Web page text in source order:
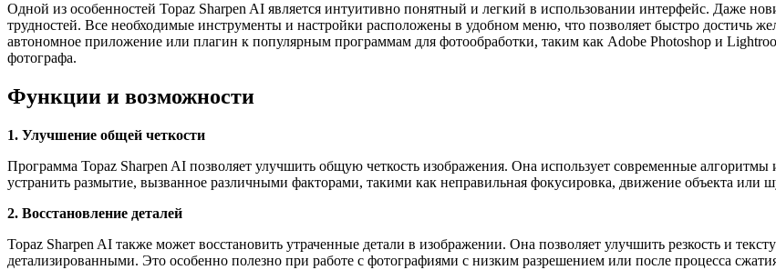
Одной из особенностей Topaz Sharpen AI является интуитивно понятный и легкий в использовании интерфейс. Даже
трудностей. Все необходимые инструменты и настройки расположены в удобном меню, что позволяет быстро достичь
автономное приложение или плагин к популярным программам для фотообработки, таким как Adobe Photoshop и
фотографа.
Функции и возможности
1. Улучшение общей четкости
Программа Topaz Sharpen AI позволяет улучшить общую четкость изображения. Она использует современные алгоритмы
устранить размытие, вызванное различными факторами, такими как неправильная фокусировка, движение объекта или
2. Восстановление деталей
Topaz Sharpen AI также может восстановить утраченные детали в изображении. Она позволяет улучшить резкость и
детализированными. Это особенно полезно при работе с фотографиями с низким разрешением или после процесса